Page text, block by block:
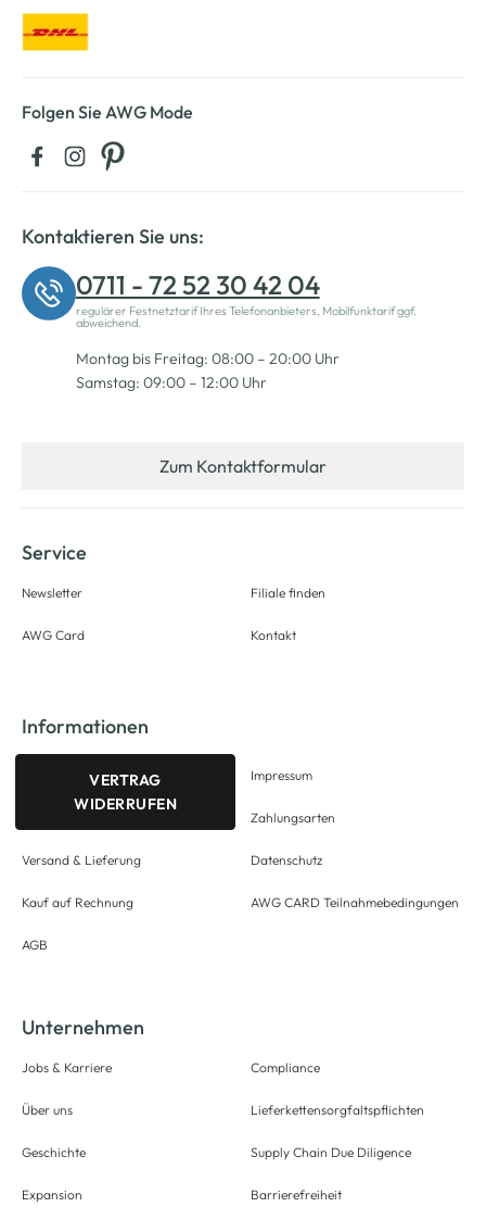
Folgen Sie AWG Mode
Kontaktieren Sie uns:
0711 - 72 52 30 42 04
regulärer Festnetztarif Ihres Telefonanbieters, Mobilfunktarif ggf.
abweichend.
Montag bis Freitag: 08:00 – 20:00 Uhr
Samstag: 09:00 – 12:00 Uhr
Zum Kontaktformular
Service
Newsletter
AWG Card
Filiale finden
Kontakt
Informationen
VERTRAG
WIDERRUFEN
Versand & Lieferung
Kauf auf Rechnung
AGB
Impressum
Zahlungsarten
Datenschutz
AWG CARD Teilnahmebedingungen
Unternehmen
Jobs & Karriere
Über uns
Geschichte
Expansion
Compliance
Lieferkettensorgfaltspflichten
Supply Chain Due Diligence
Barrierefreiheit